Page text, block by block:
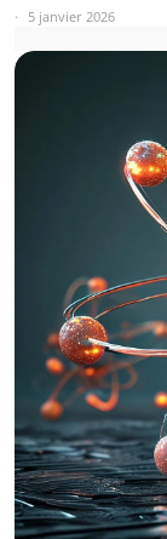
5 janvier 2026